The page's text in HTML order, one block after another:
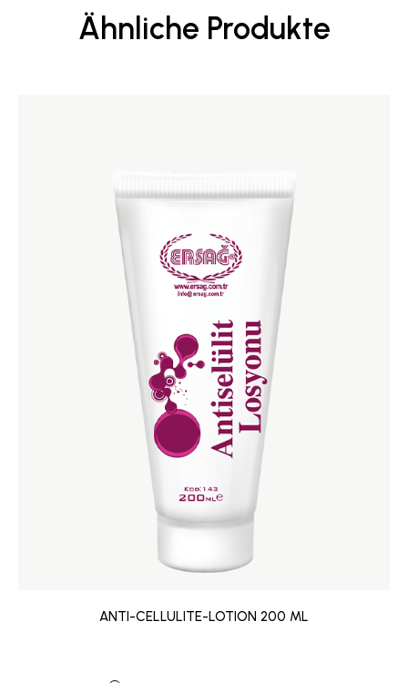
Ähnliche Produkte
ANTI-CELLULITE-LOTION 200 ML